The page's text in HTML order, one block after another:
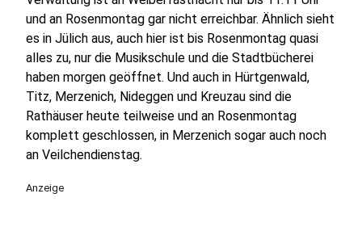
und an Rosenmontag gar nicht erreichbar. Ähnlich sieht
es in Jülich aus, auch hier ist bis Rosenmontag quasi
alles zu, nur die Musikschule und die Stadtbücherei
haben morgen geöffnet. Und auch in Hürtgenwald,
Titz, Merzenich, Nideggen und Kreuzau sind die
Rathäuser heute teilweise und an Rosenmontag
komplett geschlossen, in Merzenich sogar auch noch
an Veilchendienstag.
Anzeige